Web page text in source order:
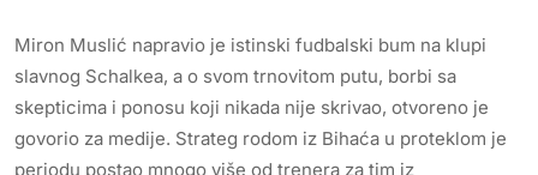
Miron Muslić napravio je istinski fudbalski bum na klupi
slavnog Schalkea, a o svom trnovitom putu, borbi sa
skepticima i ponosu koji nikada nije skrivao, otvoreno je
govorio za medije. Strateg rodom iz Bihaća u proteklom je
periodu postao mnogo više od trenera za tim iz